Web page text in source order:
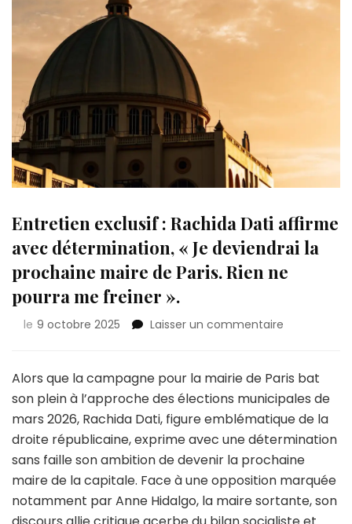
Entretien exclusif : Rachida Dati affirme
avec détermination, « Je deviendrai la
prochaine maire de Paris. Rien ne
pourra me freiner ».
le 9 octobre 2025 Laisser un commentaire
:
Dati
affirme
avec
deviendrai
la
Alors que la campagne pour la mairie de Paris bat
son plein à l’approche des élections municipales de
mars 2026, Rachida Dati, figure emblématique de la
droite républicaine, exprime avec une détermination
sans faille son ambition de devenir la prochaine
maire de la capitale. Face à une opposition marquée
notamment par Anne Hidalgo, la maire sortante, son